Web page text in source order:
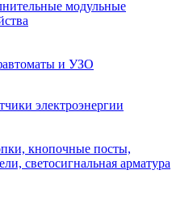
модульные
и УЗО
электроэнергии
кнопочные посты,
светосигнальная арматура